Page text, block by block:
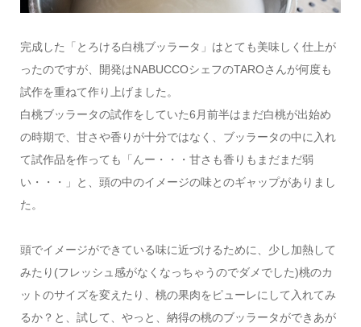
完成した「とろける白桃ブッラータ」はとても美味しく仕上が
ったのですが、開発はNABUCCOシェフのTAROさんが何度も
試作を重ねて作り上げました。
白桃ブッラータの試作をしていた6月前半はまだ白桃が出始め
の時期で、甘さや香りが十分ではなく、ブッラータの中に入れ
て試作品を作っても「んー・・・甘さも香りもまだまだ弱
い・・・」と、頭の中のイメージの味とのギャップがありまし
た。
頭でイメージができている味に近づけるために、少し加熱して
みたり(フレッシュ感がなくなっちゃうのでダメでした)桃のカ
ットのサイズを変えたり、桃の果肉をピューレにして入れてみ
るか？と、試して、やっと、納得の桃のブッラータができあが